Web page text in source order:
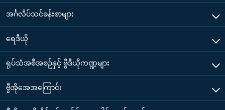
အင်္ဂလိပ်သင်ခန်းစာများ
ရေဒီယို
ရုပ်သံအစီအစဉ်နှင့် ဗွီဒီယိုကဏ္ဍများ
ဗွီအိုအေအကြောင်း